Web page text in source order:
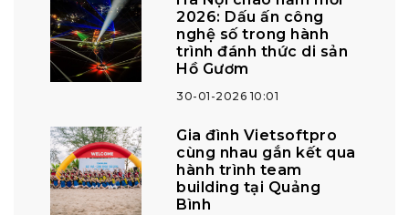
2026: Dấu ấn công
nghệ số trong hành
trình đánh thức di sản
Hồ Gươm
30-01-2026 10:01
Gia đình Vietsoftpro
cùng nhau gắn kết qua
hành trình team
building tại Quảng
Bình